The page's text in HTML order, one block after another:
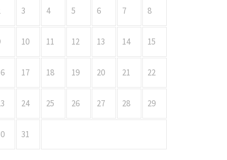
3 4 5 6 7 8
10 11 12 13 14 15
17 18 19 20 21 22
24 25 26 27 28 29
31